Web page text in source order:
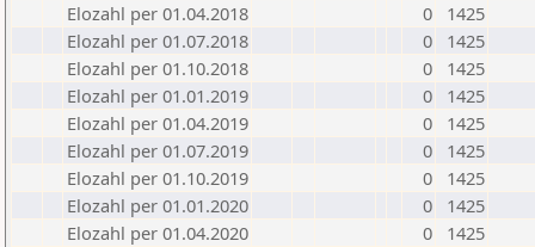
Elozahl per 01.04.2018
0
1425
Elozahl per 01.07.2018
0
1425
Elozahl per 01.10.2018
0
1425
Elozahl per 01.01.2019
0
1425
Elozahl per 01.04.2019
0
1425
Elozahl per 01.07.2019
0
1425
Elozahl per 01.10.2019
0
1425
Elozahl per 01.01.2020
0
1425
Elozahl per 01.04.2020
0
1425